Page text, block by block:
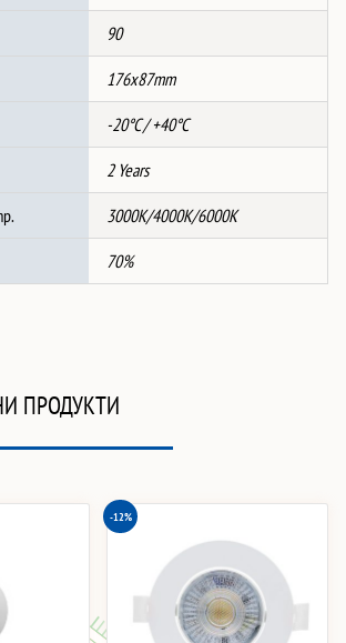
90
176x87mm
-20°C / +40°C
2 Years
3000K/4000K/6000K
70%
ПРОДУКТИ
-12%